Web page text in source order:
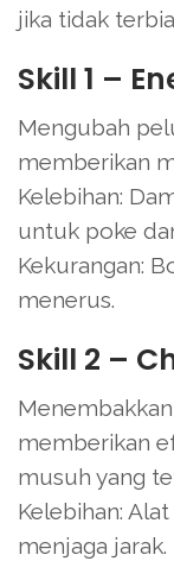
jika tidak
Skill 1 –
Mengubah
memberikan
Kelebihan:
untuk poke
Kekurangan:
menerus.
Skill 2 –
memberikan
musuh yang
Kelebihan:
menjaga jarak.